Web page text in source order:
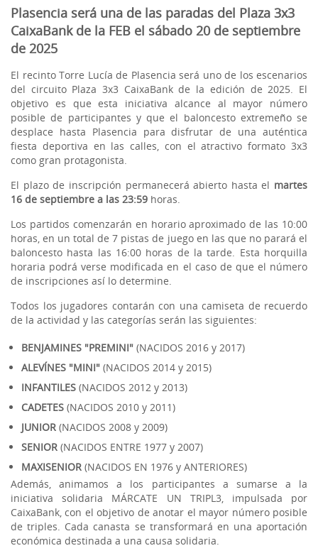
Plasencia será una de las paradas del Plaza 3x3
CaixaBank de la FEB el sábado 20 de septiembre
de 2025
El recinto Torre Lucía de Plasencia será uno de los escenarios
del circuito Plaza 3x3 CaixaBank de la edición de 2025. El
objetivo es que esta iniciativa alcance al mayor número
posible de participantes y que el baloncesto extremeño se
desplace hasta Plasencia para disfrutar de una auténtica
fiesta deportiva en las calles, con el atractivo formato 3x3
como gran protagonista.
El plazo de inscripción permanecerá abierto hasta el martes
16 de septiembre a las 23:59 horas.
Los partidos comenzarán en horario aproximado de las 10:00
horas, en un total de 7 pistas de juego en las que no parará el
baloncesto hasta las 16:00 horas de la tarde. Esta horquilla
horaria podrá verse modificada en el caso de que el número
de inscripciones así lo determine.
Todos los jugadores contarán con una camiseta de recuerdo
de la actividad y las categorías serán las siguientes:
BENJAMINES "PREMINI" (NACIDOS 2016 y 2017)
ALEVÍNES "MINI" (NACIDOS 2014 y 2015)
INFANTILES (NACIDOS 2012 y 2013)
CADETES (NACIDOS 2010 y 2011)
JUNIOR (NACIDOS 2008 y 2009)
SENIOR (NACIDOS ENTRE 1977 y 2007)
MAXISENIOR (NACIDOS EN 1976 y ANTERIORES)
Además, animamos a los participantes a sumarse a la
iniciativa solidaria MÁRCATE UN TRIPL3, impulsada por
CaixaBank, con el objetivo de anotar el mayor número posible
de triples. Cada canasta se transformará en una aportación
económica destinada a una causa solidaria.